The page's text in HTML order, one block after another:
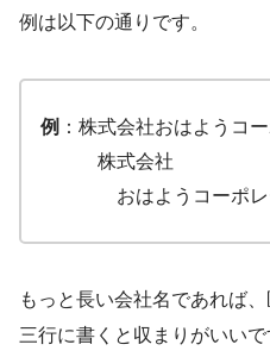
例は以下の通りです。
例 ：株式会社おはよう
株式会社
おはようコーポレ
もっと長い会社名であれば
三行に書くと収まりがいいで